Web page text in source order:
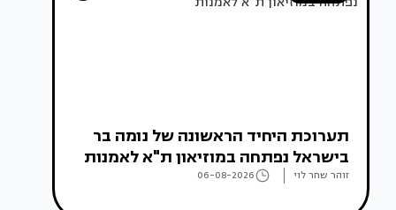
תערוכת היחיד הראשונה של נומה בר
בישראל נפתחה במוזיאון ת"א לאמנות
זוהר שחר לוי 06-08-2026